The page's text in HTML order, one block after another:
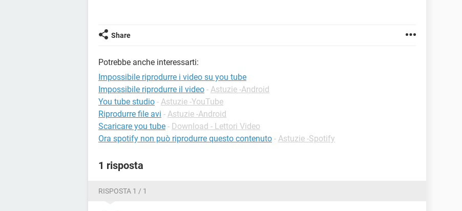
Share
Potrebbe anche interessarti:
Impossibile riprodurre i video su you tube
Impossibile riprodurre il video - Astuzie -Android
You tube studio - Astuzie -YouTube
Riprodurre file avi - Astuzie -Android
Scaricare you tube - Download - Lettori Video
Ora spotify non può riprodurre questo contenuto - Astuzie -Spotify
1 risposta
RISPOSTA 1 / 1